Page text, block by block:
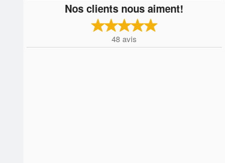
Nos clients nous aiment!
48 avis